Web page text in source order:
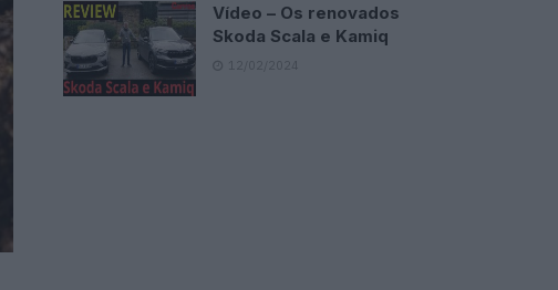
Vídeo – Os renovados
Skoda Scala e Kamiq
12/02/2024